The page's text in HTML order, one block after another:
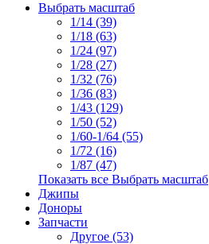
Выбрать масштаб
1/14 (39)
1/18 (63)
1/24 (97)
1/28 (27)
1/32 (76)
1/36 (83)
1/43 (129)
1/50 (52)
1/60-1/64 (55)
1/72 (16)
1/87 (47)
Показать все Выбрать масштаб
Джипы
Доноры
Запчасти
Другое (53)